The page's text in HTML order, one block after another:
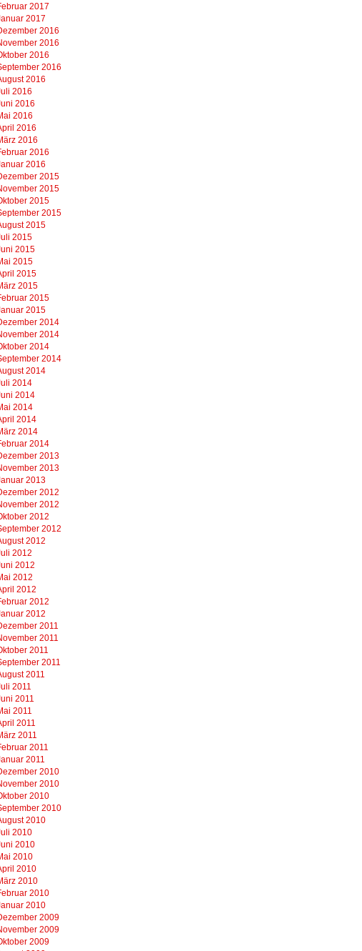
2017
2017
2016
2016
2016
2016
2016
2016
2016
2016
2016
2016
2016
2016
2015
2015
2015
2015
2015
2015
2015
2015
2015
2015
2015
2015
2014
2014
2014
2014
2014
2014
2014
2014
2014
2014
2014
2013
2013
2013
2012
2012
2012
2012
2012
2012
2012
2012
2012
2012
2012
2011
2011
2011
2011
2011
2011
2011
2011
2011
2011
2011
2011
2010
2010
2010
2010
2010
2010
2010
2010
2010
2010
2010
2010
2009
2009
2009